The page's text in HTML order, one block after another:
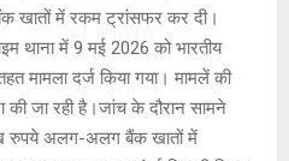
खातों में रकम ट्रांसफर कर दी।
थाना में 9 मई 2026 को भारतीय
मामला दर्ज किया गया। मामलें की
की जा रही है।जांच के दौरान सामने
रुपये अलग-अलग बैंक खातों में